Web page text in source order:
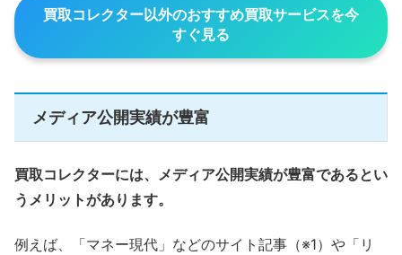
買取コレクター以外のおすすめ買取サービスを今
すぐ見る
メディア公開実績が豊富
買取コレクターには、メディア公開実績が豊富であるとい
うメリットがあります。
例えば、「マネー現代」などのサイト記事（※1）や「リ